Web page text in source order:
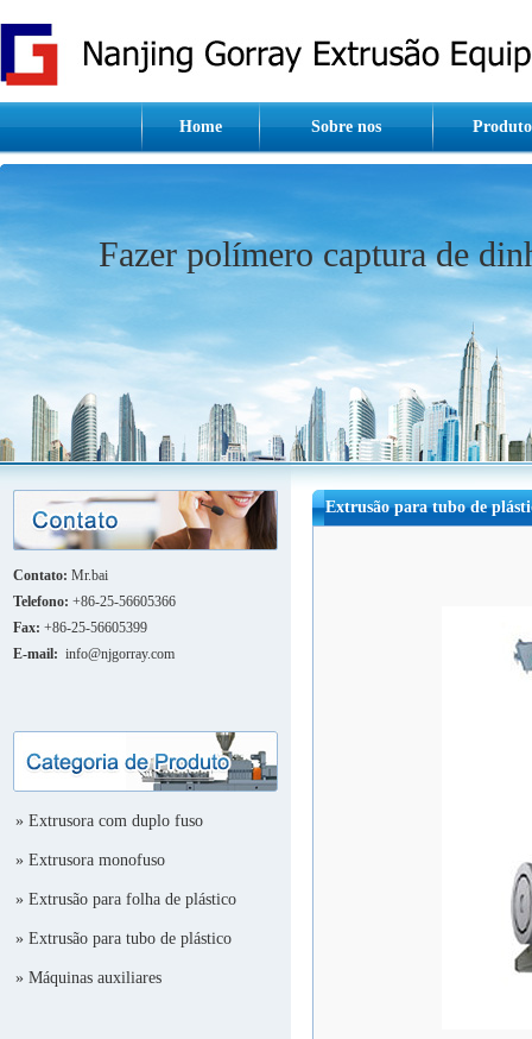
Home Sobre nos
Fazer polímero captura de
Contato: Mr.bai
Telefono: +86-25-56605366
Fax: +86-25-56605399
E-mail: info@njgorray.com
» Extrusora com duplo fuso
» Extrusora monofuso
» Extrusão para folha de plástico
» Extrusão para tubo de plástico
» Máquinas auxiliares
Extrusão para tubo de